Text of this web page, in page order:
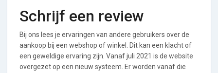
Schrijf een review
Bij ons lees je ervaringen van andere gebruikers over de
aankoop bij een webshop of winkel. Dit kan een klacht of
een geweldige ervaring zijn. Vanaf juli 2021 is de website
overgezet op een nieuw systeem. Er worden vanaf die